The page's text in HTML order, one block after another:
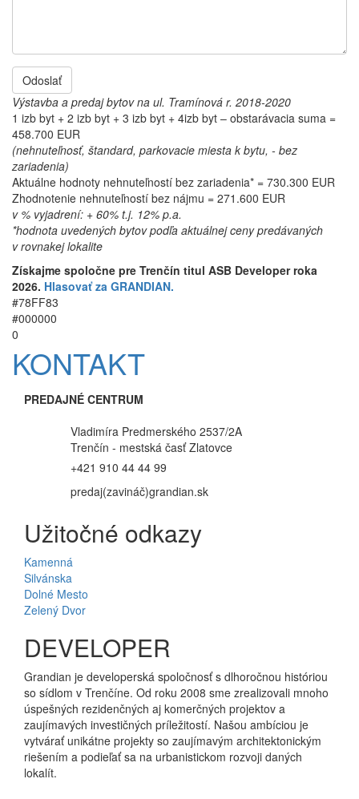
Odoslať
Výstavba a predaj bytov na ul. Tramínová r. 2018-2020
1 izb byt + 2 izb byt + 3 izb byt + 4izb byt – obstarávacia suma =
458.700 EUR
(nehnuteľnosť, štandard, parkovacie miesta k bytu, - bez
zariadenia)
Aktuálne hodnoty nehnuteľností bez zariadenia* = 730.300 EUR
Zhodnotenie nehnuteľností bez nájmu = 271.600 EUR
v % vyjadrení: + 60% t.j. 12% p.a.
*hodnota uvedených bytov podľa aktuálnej ceny predávaných
v rovnakej lokalite
Získajme spoločne pre Trenčín titul ASB Developer roka
2026. Hlasovať za GRANDIAN.
#78FF83
#000000
0
KONTAKT
PREDAJNÉ CENTRUM
Vladimíra Predmerského 2537/2A
Trenčín - mestská časť Zlatovce
+421 910 44 44 99
predaj(zavináč)grandian.sk
Užitočné odkazy
Kamenná
Silvánska
Dolné Mesto
Zelený Dvor
DEVELOPER
Grandian je developerská spoločnosť s dlhoročnou históriou
so sídlom v Trenčíne. Od roku 2008 sme zrealizovali mnoho
úspešných rezidenčných aj komerčných projektov a
zaujímavých investičných príležitostí. Našou ambíciou je
vytvárať unikátne projekty so zaujímavým architektonickým
riešením a podieľať sa na urbanistickom rozvoji daných
lokalít.